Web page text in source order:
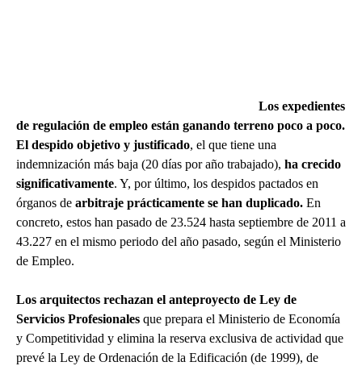
Los expedientes
de regulación de empleo están ganando terreno poco a poco.
El despido objetivo y justificado, el que tiene una
indemnización más baja (20 días por año trabajado), ha crecido
significativamente. Y, por último, los despidos pactados en
órganos de arbitraje prácticamente se han duplicado. En
concreto, estos han pasado de 23.524 hasta septiembre de 2011 a
43.227 en el mismo periodo del año pasado, según el Ministerio
de Empleo.
Los arquitectos rechazan el anteproyecto de Ley de
Servicios Profesionales que prepara el Ministerio de Economía
y Competitividad y elimina la reserva exclusiva de actividad que
prevé la Ley de Ordenación de la Edificación (de 1999), de